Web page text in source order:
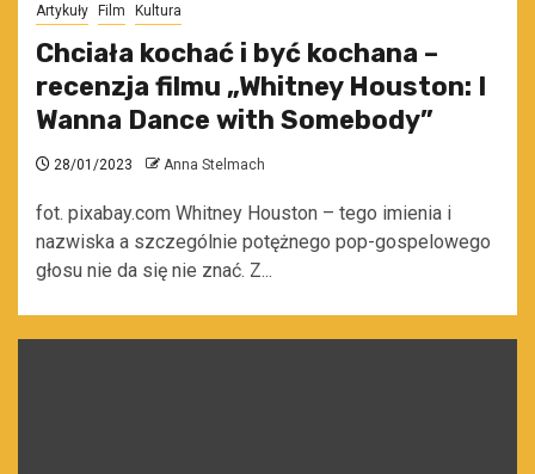
Artykuły Film Kultura
Chciała kochać i być kochana –
recenzja filmu „Whitney Houston: I
Wanna Dance with Somebody”
28/01/2023 Anna Stelmach
fot. pixabay.com Whitney Houston – tego imienia i
nazwiska a szczególnie potężnego pop-gospelowego
głosu nie da się nie znać. Z...